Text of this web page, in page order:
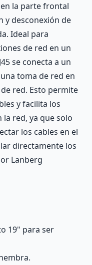
la parte frontal
y desconexión de
Ideal para
de red en un
se conecta a un
toma de red en
red. Esto permite
y facilita los
red, ya que solo
los cables en el
directamente los
Lanberg
19" para ser